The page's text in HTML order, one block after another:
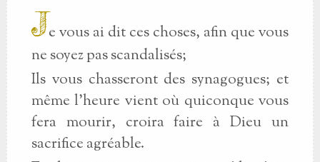
Je vous ai dit ces choses, afin que vous
ne soyez pas scandalisés;
Ils vous chasseront des synagogues; et
même l'heure vient où quiconque vous
fera mourir, croira faire à Dieu un
sacrifice agréable.